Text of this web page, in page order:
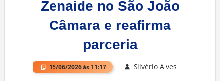
Zenaide no São João
Câmara e reafirma
parceria
15/06/2026 às 11:17 Silvério Alves